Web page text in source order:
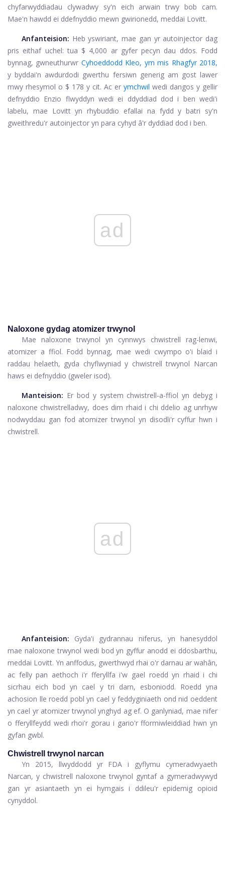
chyfarwyddiadau clywadwy sy'n eich arwain trwy bob cam.
Mae'n hawdd ei ddefnyddio mewn gwirionedd, meddai Lovitt.
Anfanteision: Heb yswiriant, mae gan yr autoinjector dag
pris eithaf uchel: tua $ 4,000 ar gyfer pecyn dau ddos. Fodd
bynnag, gwneuthurwr Cyhoeddodd Kleo, ym mis Rhagfyr 2018,
y byddai'n awdurdodi gwerthu fersiwn generig am gost lawer
mwy rhesymol o $ 178 y cit. Ac er ymchwil wedi dangos y gellir
defnyddio Enzio flwyddyn wedi ei ddyddiad dod i ben wedi'i
labelu, mae Lovitt yn rhybuddio efallai na fydd y batri sy'n
gweithredu'r autoinjector yn para cyhyd â'r dyddiad dod i ben.
ad
Naloxone gydag atomizer trwynol
Mae naloxone trwynol yn cynnwys chwistrell rag-lenwi,
atomizer a ffiol. Fodd bynnag, mae wedi cwympo o'i blaid i
raddau helaeth, gyda chyflwyniad y chwistrell trwynol Narcan
haws ei defnyddio (gweler isod).
Manteision: Er bod y system chwistrell-a-ffiol yn debyg i
naloxone chwistrelladwy, does dim rhaid i chi ddelio ag unrhyw
nodwyddau gan fod atomizer trwynol yn disodli'r cyffur hwn i
chwistrell.
ad
Anfanteision:
Gyda'i gydrannau niferus, yn hanesyddol
mae naloxone trwynol wedi bod yn gyffur anodd ei ddosbarthu,
meddai Lovitt. Yn anffodus, gwerthwyd rhai o'r darnau ar wahân,
ac felly pan aethoch i'r fferyllfa i'w gael roedd yn rhaid i chi
sicrhau eich bod yn cael y tri darn, esboniodd. Roedd yna
achosion lle roedd pobl yn cael y feddyginiaeth ond nid oeddent
yn cael yr atomizer trwynol ynghyd ag ef. O ganlyniad, mae nifer
o fferyllfeydd wedi rhoi'r gorau i gario'r fformiwleiddiad hwn yn
gyfan gwbl.
Chwistrell trwynol narcan
Yn 2015, llwyddodd yr FDA i gyflymu cymeradwyaeth
Narcan, y chwistrell naloxone trwynol gyntaf a gymeradwywyd
gan yr asiantaeth yn ei hymgais i ddileu'r epidemig opioid
cynyddol.